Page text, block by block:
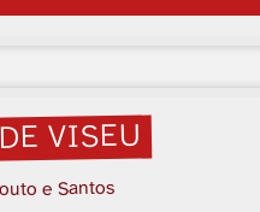
VISEU
e Santos